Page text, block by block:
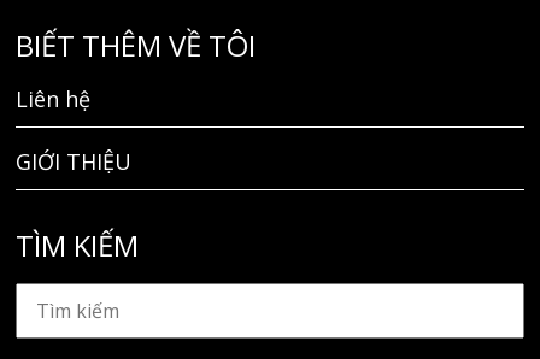
BIẾT THÊM VỀ TÔI
Liên hệ
GIỚI THIỆU
TÌM KIẾM